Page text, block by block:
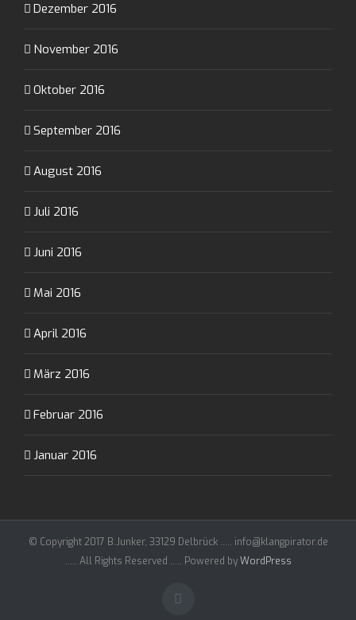
Dezember 2016
November 2016
Oktober 2016
September 2016
August 2016
Juli 2016
Juni 2016
Mai 2016
April 2016
März 2016
Februar 2016
Januar 2016
© Copyright 2017 B.Junker, 33129 Delbrück ..... info@klangpirator.de
..... All Rights Reserved ..... Powered byWordPress